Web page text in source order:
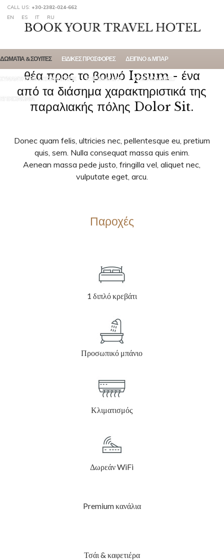
CALL US: +30-2382-024-662
EN
ES IT RU
ΔΩΜΆΤΙΑ & ΣΟΥΊΤΕΣ ΕΙΔΙΚΈΣ ΠΡΟΣΦΟΡΈΣ ΔΕΊΠΝΟ & ΜΠΑΡ
ΣΥΝΑΝΤΉΣΕΙΣ & ΕΚΔΗΛΏΣΕΙΣ ΕΥΕΞΊΑ & SPA ΤΟ ΞΕΝΟΔΟΧΕΊΟ
ΕΠΙΚΟΙΝΩΝΊΑ
Πολυτελές δωμάτιο με μοναδική
θέα προς το βουνό Ipsum - ένα
από τα διάσημα χαρακτηριστικά της
παραλιακής πόλης Dolor Sit.
Donec quam felis, ultricies nec, pellentesque eu, pretium
quis, sem. Nulla consequat massa quis enim.
Aenean massa pede justo, fringilla vel, aliquet nec,
vulputate eget, arcu.
Παροχές
1 διπλό κρεβάτι
Προσωπικό μπάνιο
Κλιματισμός
Δωρεάν WiFi
Premium κανάλια
Τσάι & καφετιέρα